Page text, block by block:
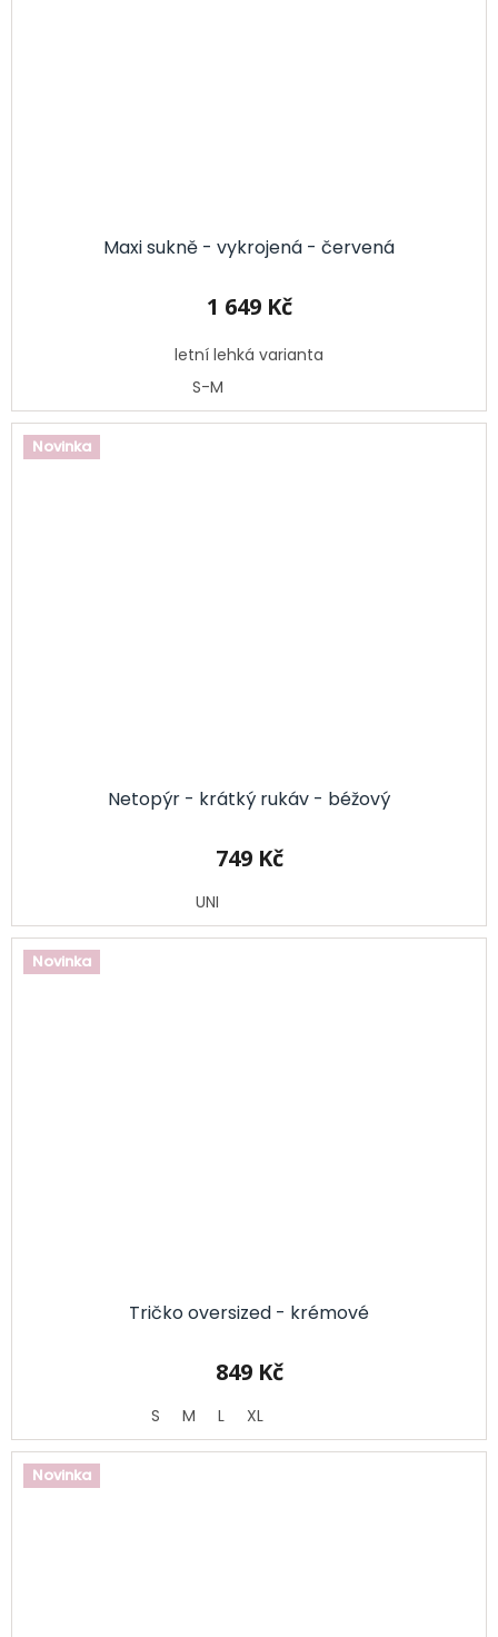
Maxi sukně - vykrojená - červená
1 649 Kč
letní lehká varianta
S-M
Novinka
Netopýr - krátký rukáv - béžový
749 Kč
UNI
Novinka
Tričko oversized - krémové
849 Kč
S M L XL
Novinka